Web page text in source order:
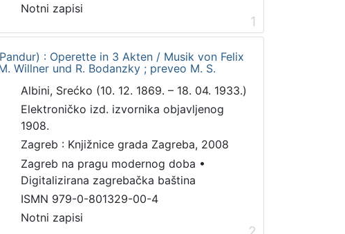
Notni zapisi
1
: Operette in 3 Akten / Musik von Felix
Willner und R. Bodanzky ; preveo M. S.
Albini, Srećko (10. 12. 1869. – 18. 04. 1933.)
Elektroničko izd. izvornika objavljenog
1908.
Zagreb : Knjižnice grada Zagreba, 2008
Zagreb na pragu modernog doba •
Digitalizirana zagrebačka baština
ISMN 979-0-801329-00-4
Notni zapisi